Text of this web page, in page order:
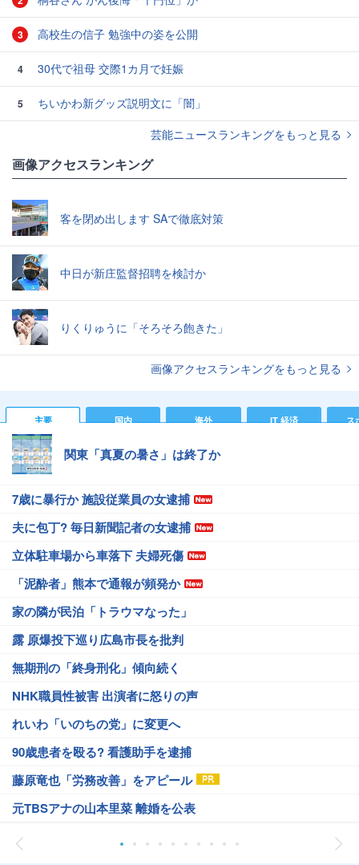
3 高校生の信子 勉強中の姿を公開
4 30代で祖母 交際1カ月で妊娠
5
ちいかわ新グッズ説明文に「闇」
芸能ニュースランキングをもっと見る
画像アクセスランキング
客を閉め出します SAで徹底対策
中日が新庄監督招聘を検討か
りくりゅうに「そろそろ飽きた」
画像アクセスランキングをもっと見る
主要 国内 海外 IT 経済 ス
関東「真夏の暑さ」は終了か
7歳に暴行か 施設従業員の女逮捕
夫に包丁? 毎日新聞記者の女逮捕
立体駐車場から車落下 夫婦死傷
「泥酔者」熊本で通報が頻発か
家の隣が民泊「トラウマなった」
露 原爆投下巡り広島市長を批判
無期刑の「終身刑化」傾向続く
NHK職員性被害 出演者に怒りの声
れいわ「いのちの党」に変更へ
90歳患者を殴る? 看護助手を逮捕
藤原竜也「労務改善」をアピール
元TBSアナの山本里菜 離婚を公表